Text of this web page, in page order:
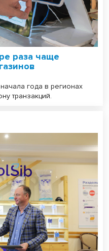
раза чаще
года в регионах
транзакций.